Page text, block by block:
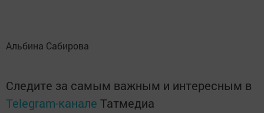
Альбина Сабирова
Следите за самым важным и интересным в
Telegram-канале Татмедиа